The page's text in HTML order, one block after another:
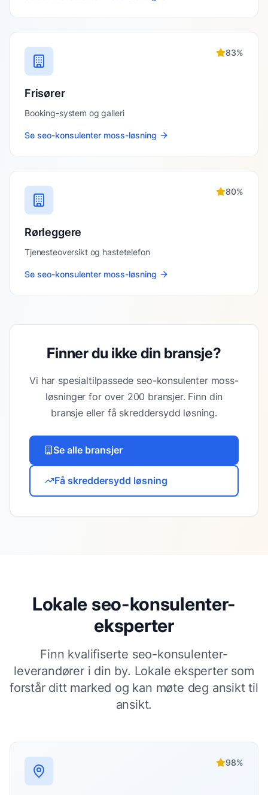
83%
Frisører
Booking-system og galleri
Se seo-konsulenter moss-løsning
80%
Rørleggere
Tjenesteoversikt og hastetelefon
Se seo-konsulenter moss-løsning
Finner du ikke din bransje?
Vi har spesialtilpassede seo-konsulenter moss-
løsninger for over 200 bransjer. Finn din
bransje eller få skreddersydd løsning.
Se alle bransjer
Få skreddersydd løsning
Lokale seo-konsulenter-
eksperter
Finn kvalifiserte seo-konsulenter-
leverandører i din by. Lokale eksperter som
forstår ditt marked og kan møte deg ansikt til
ansikt.
98%